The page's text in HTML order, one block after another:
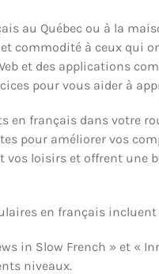
au Québec ou à la
commodité à ceux qui
et des applications
pour vous aider à
en français dans votre
pour améliorer vos
vos loisirs et offrent
en français incluent
in Slow French » et «
niveaux.